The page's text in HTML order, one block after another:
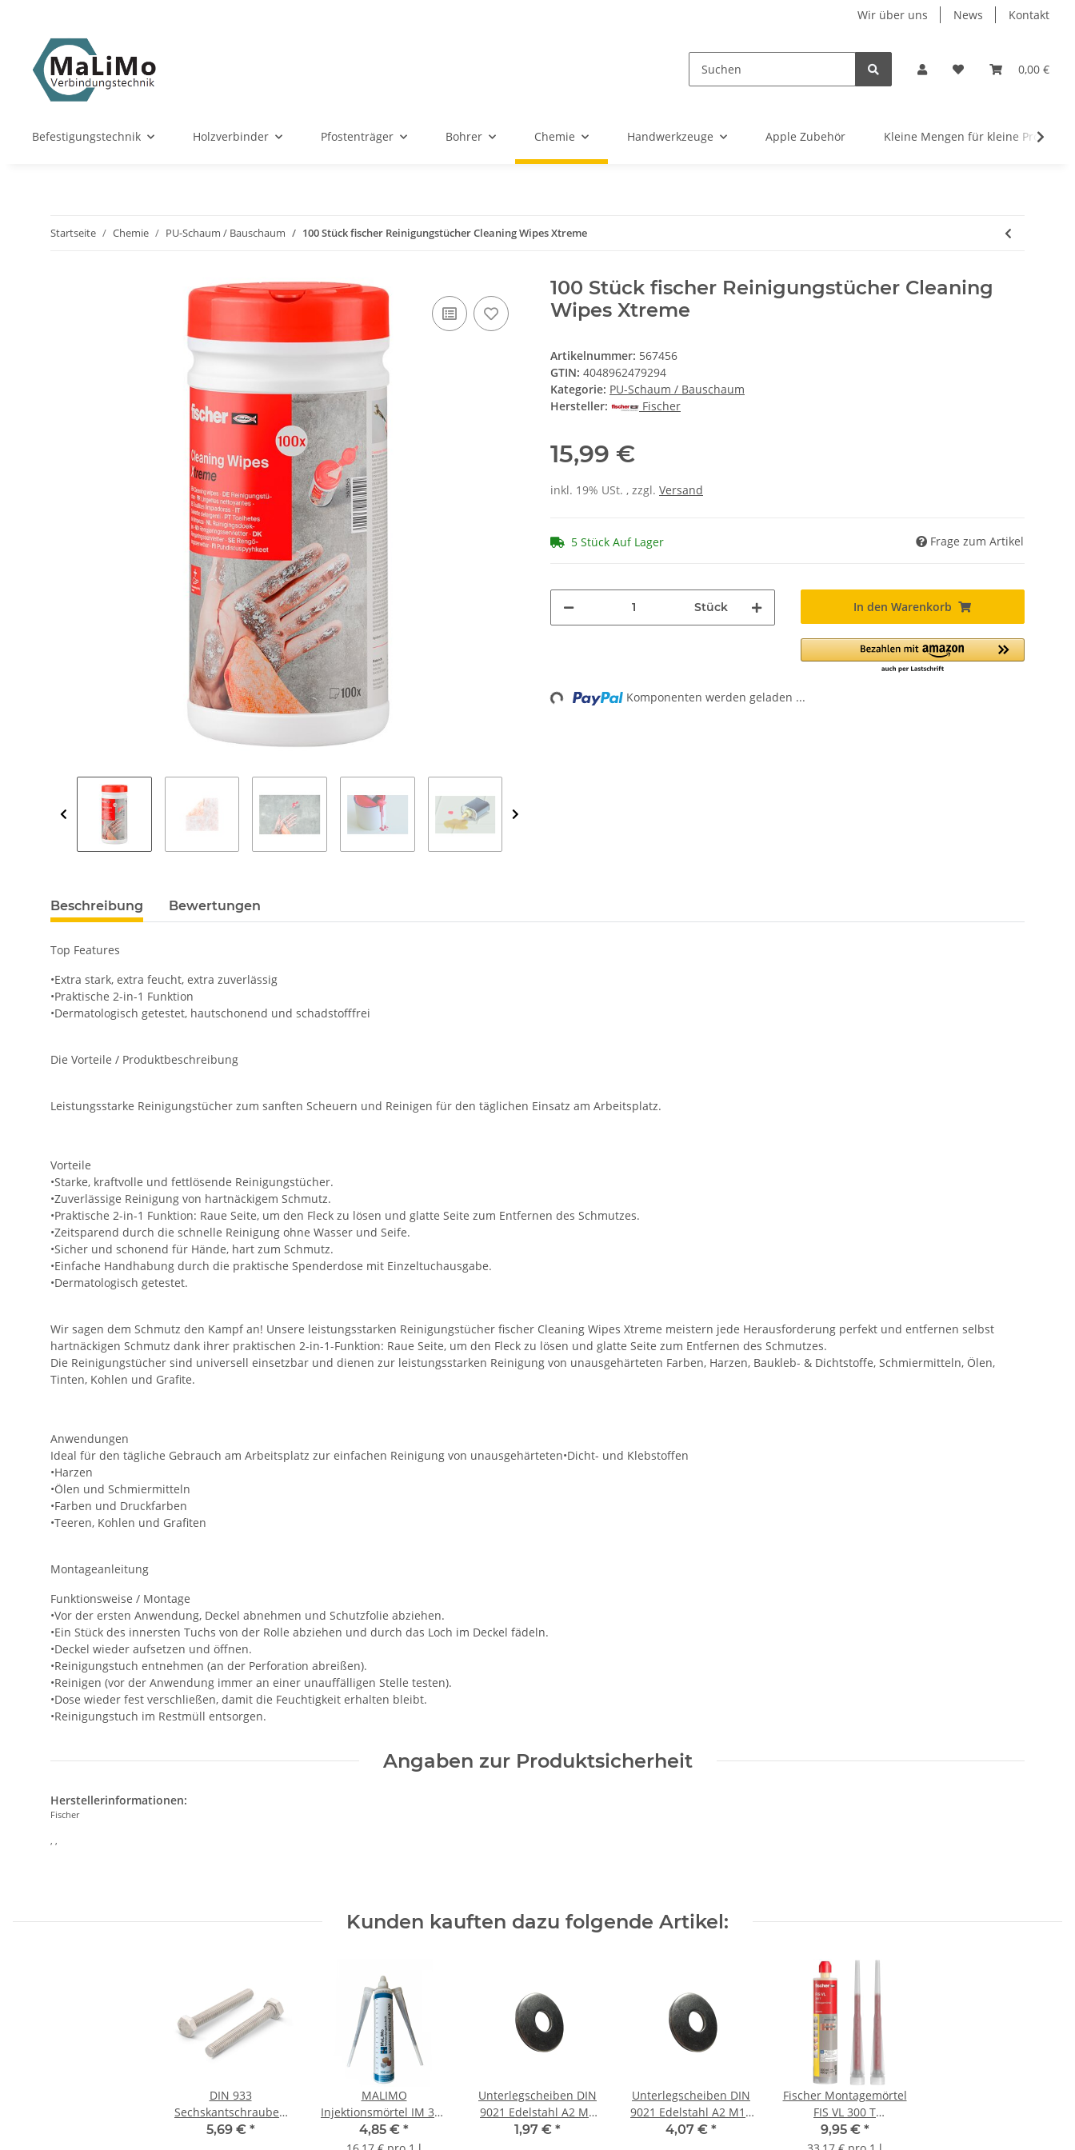
Wir über uns News Kontakt
0,00 €
Befestigungstechnik Holzverbinder Pfostenträger Bohrer Chemie Handwerkzeuge Apple Zubehör Kleine Mengen für kleine Projekte
Startseite Chemie PU-Schaum / Bauschaum 100 Stück fischer Reinigungstücher Cleaning Wipes Xtreme
100 Stück fischer Reinigungstücher Cleaning
Wipes Xtreme
Artikelnummer: 567456
GTIN: 4048962479294
Kategorie: PU-Schaum / Bauschaum
Hersteller:
Fischer
15,99 €
inkl. 19% USt. , zzgl. Versand
5 Stück Auf Lager Frage zum Artikel
Stück In den Warenkorb
Loading... Komponenten werden geladen ...
Beschreibung Bewertungen
Top Features
•Extra stark, extra feucht, extra zuverlässig
•Praktische 2-in-1 Funktion
•Dermatologisch getestet, hautschonend und schadstofffrei
Die Vorteile / Produktbeschreibung
Leistungsstarke Reinigungstücher zum sanften Scheuern und Reinigen für den täglichen Einsatz am Arbeitsplatz.
Vorteile
•Starke, kraftvolle und fettlösende Reinigungstücher.
•Zuverlässige Reinigung von hartnäckigem Schmutz.
•Praktische 2-in-1 Funktion: Raue Seite, um den Fleck zu lösen und glatte Seite zum Entfernen des Schmutzes.
•Zeitsparend durch die schnelle Reinigung ohne Wasser und Seife.
•Sicher und schonend für Hände, hart zum Schmutz.
•Einfache Handhabung durch die praktische Spenderdose mit Einzeltuchausgabe.
•Dermatologisch getestet.
Wir sagen dem Schmutz den Kampf an! Unsere leistungsstarken Reinigungstücher fischer Cleaning Wipes Xtreme meistern jede Herausforderung perfekt und entfernen selbst
hartnäckigen Schmutz dank ihrer praktischen 2-in-1-Funktion: Raue Seite, um den Fleck zu lösen und glatte Seite zum Entfernen des Schmutzes.
Die Reinigungstücher sind universell einsetzbar und dienen zur leistungsstarken Reinigung von unausgehärteten Farben, Harzen, Baukleb- & Dichtstoffe, Schmiermitteln, Ölen,
Tinten, Kohlen und Grafite.
Anwendungen
Ideal für den tägliche Gebrauch am Arbeitsplatz zur einfachen Reinigung von unausgehärteten•Dicht- und Klebstoffen
•Harzen
•Ölen und Schmiermitteln
•Farben und Druckfarben
•Teeren, Kohlen und Grafiten
Montageanleitung
Funktionsweise / Montage
•Vor der ersten Anwendung, Deckel abnehmen und Schutzfolie abziehen.
•Ein Stück des innersten Tuchs von der Rolle abziehen und durch das Loch im Deckel fädeln.
•Deckel wieder aufsetzen und öffnen.
•Reinigungstuch entnehmen (an der Perforation abreißen).
•Reinigen (vor der Anwendung immer an einer unauffälligen Stelle testen).
•Dose wieder fest verschließen, damit die Feuchtigkeit erhalten bleibt.
•Reinigungstuch im Restmüll entsorgen.
Angaben zur Produktsicherheit
Herstellerinformationen:
Fischer
Kunden kauften dazu folgende Artikel:
DIN 933
Sechskantschrauben
Edelstahl A2 M12x35
5,69 € *
MALIMO
Injektionsmörtel IM 300
Verbundmörtel
Montagemörtel 300ml
4,85 € *
Unterlegscheiben DIN
9021 Edelstahl A2 M8
(50) Stück
1,97 € *
Unterlegscheiben DIN
9021 Edelstahl A2 M10
(50) Stück
4,07 € *
Fischer Montagemörtel
FIS VL 300 T
Injektionsmörtel
Verbundmörtel 300ml
9,95 € *